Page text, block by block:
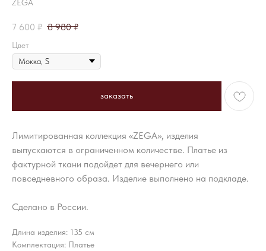
ZEGA
7 600 ₽ 8 980 ₽
Цвет
заказать
Лимитированная коллекция «ZEGA», изделия
выпускаются в ограниченном количестве. Платье из
фактурной ткани подойдет для вечернего или
повседневного образа. Изделие выполнено на подкладе.
Сделано в России.
Длина изделия: 135 см
Комплектация: Платье